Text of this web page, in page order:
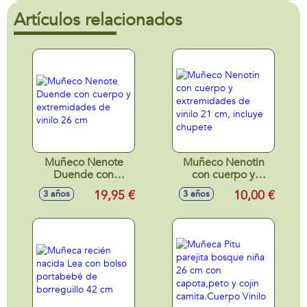
Artículos relacionados
Muñeco Nenote
Duende con
cuerpo y
extremidades de
3 años 19,95 €
Muñeco Nenotin
con cuerpo y
extremidades de
vinilo 21 cm,
3 años 10,00 €